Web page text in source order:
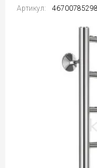
Артикул: